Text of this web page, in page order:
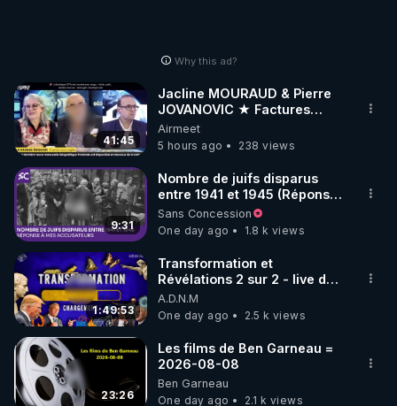
Why this ad?
41:45
Jacline MOURAUD & Pierre
JOVANOVIC ★ Factures
Impayées : Où Est Passé Le
Pognon ?
Airmeet
5 hours ago
238 views
9:31
Nombre de juifs disparus
entre 1941 et 1945 (Réponse
à mes accusateurs)
Sans Concession
One day ago
1.8 k views
1:49:53
Transformation et
Révélations 2 sur 2 - live du
07/08/26
A.D.N.M
One day ago
2.5 k views
23:26
Les films de Ben Garneau =
2026-08-08
Ben Garneau
One day ago
2.1 k views